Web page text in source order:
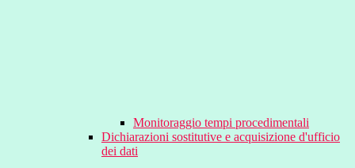
Monitoraggio tempi procedimentali
Dichiarazioni sostitutive e acquisizione d'ufficio
dei dati